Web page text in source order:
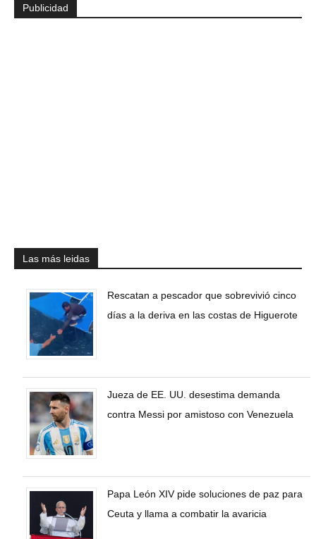
Publicidad
Las más leidas
Rescatan a pescador que sobrevivió cinco
días a la deriva en las costas de Higuerote
Jueza de EE. UU. desestima demanda
contra Messi por amistoso con Venezuela
Papa León XIV pide soluciones de paz para
Ceuta y llama a combatir la avaricia